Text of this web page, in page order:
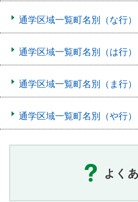
通学区域一覧町名別（な行）
通学区域一覧町名別（は行）
通学区域一覧町名別（ま行）
通学区域一覧町名別（や行）
よく